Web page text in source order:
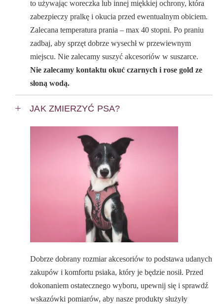
to używając woreczka lub innej miękkiej ochrony, która
zabezpieczy pralkę i okucia przed ewentualnym obiciem.
Zalecana temperatura prania – max 40 stopni. Po praniu
zadbaj, aby sprzęt dobrze wysechł w przewiewnym
miejscu. Nie zalecamy suszyć akcesoriów w suszarce.
Nie zalecamy kontaktu okuć czarnych i rose gold ze
słoną wodą.
JAK ZMIERZYĆ PSA?
Dobrze dobrany rozmiar akcesoriów to podstawa udanych
zakupów i komfortu psiaka, który je będzie nosił. Przed
dokonaniem ostatecznego wyboru, upewnij się i sprawdź
wskazówki pomiarów, aby nasze produkty służyły